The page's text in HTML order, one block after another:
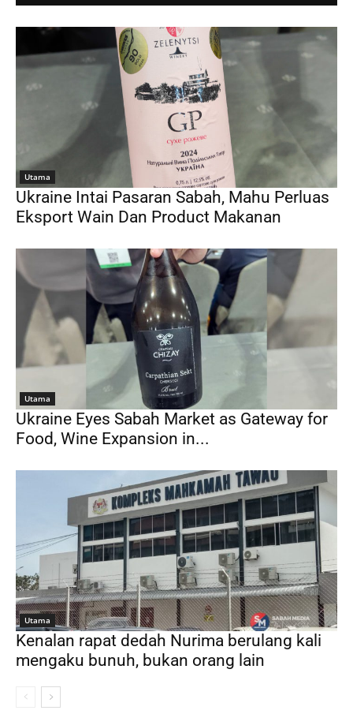
Utama
Ukraine Intai Pasaran Sabah, Mahu Perluas
Eksport Wain Dan Product Makanan
Utama
Ukraine Eyes Sabah Market as Gateway for
Food, Wine Expansion in...
Utama
Kenalan rapat dedah Nurima berulang kali
mengaku bunuh, bukan orang lain